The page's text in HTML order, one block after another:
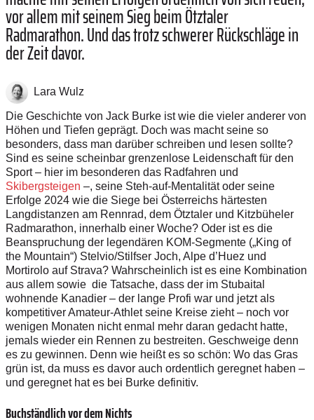
vor allem mit seinem Sieg beim Ötztaler
Radmarathon. Und das trotz schwerer Rückschläge in
der Zeit davor.
Lara Wulz
Die Geschichte von Jack Burke ist wie die vieler anderer von
Höhen und Tiefen geprägt. Doch was macht seine so
besonders, dass man darüber schreiben und lesen sollte?
Sind es seine scheinbar grenzenlose Leidenschaft für den
Sport – hier im besonderen das Radfahren und
Skibergsteigen –, seine Steh-auf-Mentalität oder seine
Erfolge 2024 wie die Siege bei Österreichs härtesten
Langdistanzen am Rennrad, dem Ötztaler und Kitzbüheler
Radmarathon, innerhalb einer Woche? Oder ist es die
Beanspruchung der legendären KOM-Segmente („King of
the Mountain“) Stelvio/Stilfser Joch, Alpe d’Huez und
Mortirolo auf Strava? Wahrscheinlich ist es eine Kombination
aus allem sowie die Tatsache, dass der im Stubaital
wohnende Kanadier – der lange Profi war und jetzt als
kompetitiver Amateur-Athlet seine Kreise zieht – noch vor
wenigen Monaten nicht enmal mehr daran gedacht hatte,
jemals wieder ein Rennen zu bestreiten. Geschweige denn
es zu gewinnen. Denn wie heißt es so schön: Wo das Gras
grün ist, da muss es davor auch ordentlich geregnet haben –
und geregnet hat es bei Burke definitiv.
Buchständlich vor dem Nichts